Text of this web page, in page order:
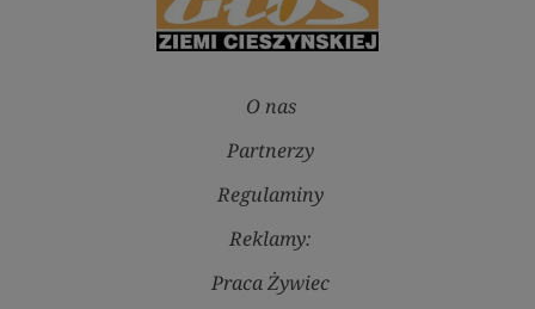
O nas
Partnerzy
Regulaminy
Reklamy:
Praca Żywiec